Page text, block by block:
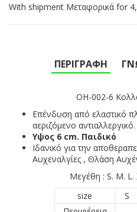
With shipment Μεταφορικά for
ΠΕΡΙΓΡΑΦΉ
OH-002-6
Επένδυση από ελαστικό
αεριζόμενο αντιαλλεργικό.
Υψος 6 cm. Παιδικό
Ιδανικό για την
Αυχεναλγίες , Θλάση
Μεγέθη : S. M. L.
size
S